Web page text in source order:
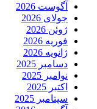
آگوست 2026
جولای 2026
ژوئن 2026
فوریه 2026
ژانویه 2026
دسامبر 2025
نوامبر 2025
اکتبر 2025
سپتامبر 2025